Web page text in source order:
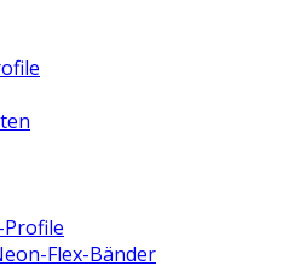
Flex-Bänder